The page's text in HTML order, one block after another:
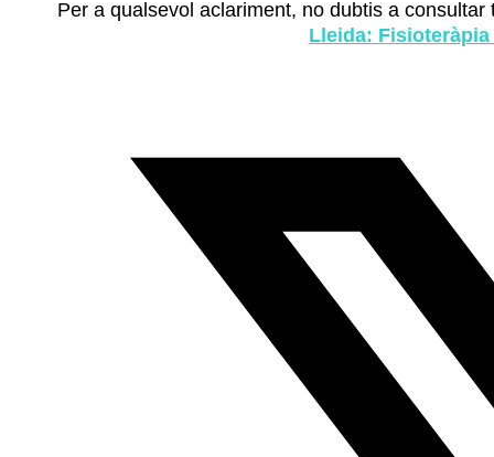
Per a qualsevol aclariment, no dubtis a
Lleida: